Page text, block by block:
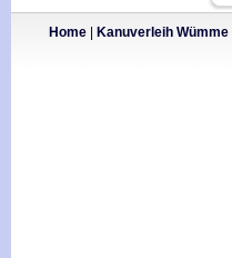
Home| Kanuverleih Wümme|